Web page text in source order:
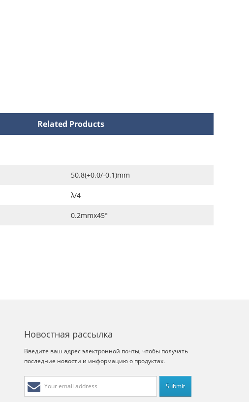
Related Products
50.8(+0.0/-0.1)mm
λ/4
0.2mmx45°
Новостная рассылка
Введите ваш адрес электронной почты, чтобы получать
последние новости и информацию о продуктах.